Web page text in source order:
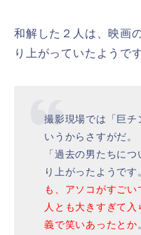
和解した２人は、映画
り上がっていたようです
撮影現場では「巨チ
いうからさすがだ。
「過去の男たちに
り上がったようです
も、アソコがすごい
人とも大きすぎて入
義で笑いあったとか